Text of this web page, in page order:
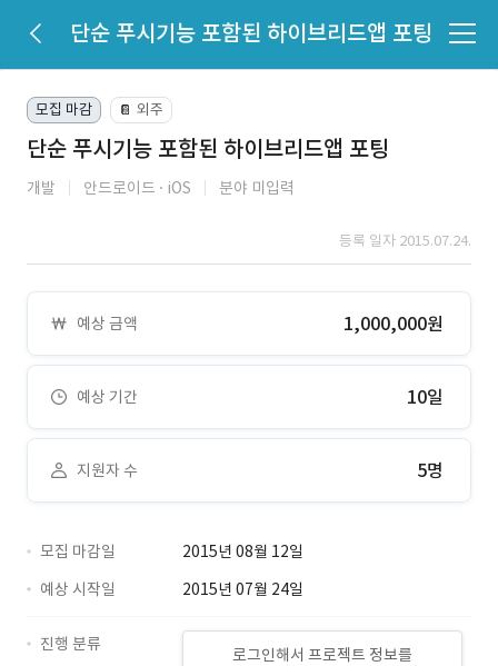
단순 푸시기능 포함된 하이브리드앱 포팅
모집 마감 📔 외주
단순 푸시기능 포함된 하이브리드앱 포팅
개발 안드로이드 iOS 분야 미입력
등록 일자 2015.07.24.
예상 금액 1,000,000원
예상 기간 10일
지원자 수 5명
모집 마감일
2015년 08월 12일
예상 시작일
2015년 07월 24일
로그인해서 프로젝트 정보를
진행 분류